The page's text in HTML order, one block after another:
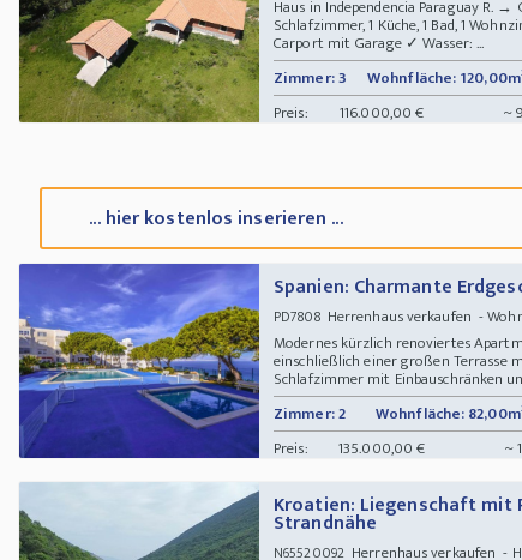
Haus in Independencia Paraguay R.
Schlafzimmer, 1 Küche, 1 Bad, 1
Carport mit Garage ✓ Wasser: ...
Zimmer: 3
Wohnfläche:
Preis:
116.000,00 € ~
... hier kostenlos inserieren ...
Spanien: Charmante
PD7808Herrenhaus verkaufen -
Modernes kürzlich renoviertes
einschließlich einer großen Terrasse
Schlafzimmer mit Einbauschränken
Zimmer: 2
Wohnfläche:
Preis:
135.000,00 € ~
Kroatien: Liegenschaft mit
Strandnähe
N65520092Herrenhaus verkaufen -